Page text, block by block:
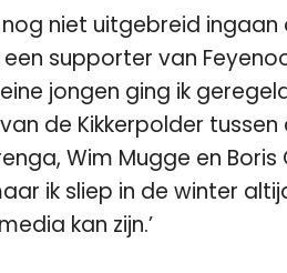
nog niet uitgebreid
supporter van
jongen ging ik
de Kikkerpolder
Wim Mugge en
ik sliep in de winter
kan zijn.’